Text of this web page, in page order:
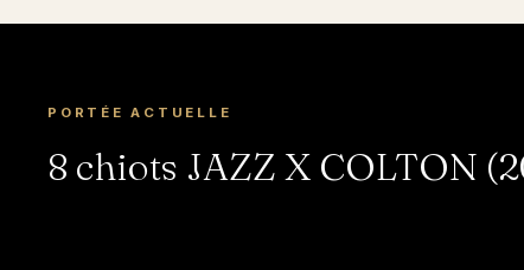
PORTÉE ACTUELLE
8 chiots JAZZ X COLTON